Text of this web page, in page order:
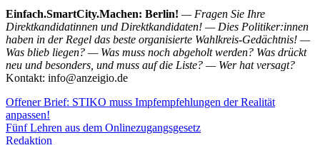
Einfach.SmartCity.Machen: Berlin! — Fragen Sie Ihre
Direktkandidatinnen und Direktkandidaten! — Dies Politiker:innen
haben in der Regel das beste organisierte Wahlkreis-Gedächtnis! —
Was blieb liegen? — Was muss noch abgeholt werden? Was drückt
neu und besonders, und muss auf die Liste? — Wer hat versagt?
Kontakt: info@anzeigio.de
Beitrags-
Navigation
Offener Brief: STIKO muss Impfempfehlungen der Realität
anpassen!
Fünf Lehren aus dem Onlinezugangsgesetz
Redaktion